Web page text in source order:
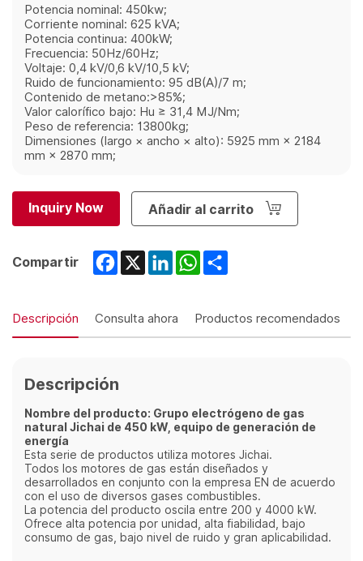
Potencia nominal: 450kw;
Corriente nominal: 625 kVA;
Potencia continua: 400kW;
Frecuencia: 50Hz/60Hz;
Voltaje: 0,4 kV/0,6 kV/10,5 kV;
Ruido de funcionamiento: 95 dB(A)/7 m;
Contenido de metano:>85%;
Valor calorífico bajo: Hu ≥ 31,4 MJ/Nm;
Peso de referencia: 13800kg;
Dimensiones (largo × ancho × alto): 5925 mm × 2184
mm × 2870 mm;
Inquiry Now Añadir al carrito
Compartir Facebook
X LinkedInWhatsApp
Descripción Consulta ahora Productos recomendados
Descripción
Nombre del producto: Grupo electrógeno de gas
natural Jichai de 450 kW, equipo de generación de
energía
Esta serie de productos utiliza motores Jichai.
Todos los motores de gas están diseñados y
desarrollados en conjunto con la empresa EN de acuerdo
con el uso de diversos gases combustibles.
La potencia del producto oscila entre 200 y 4000 kW.
Ofrece alta potencia por unidad, alta fiabilidad, bajo
consumo de gas, bajo nivel de ruido y gran aplicabilidad.